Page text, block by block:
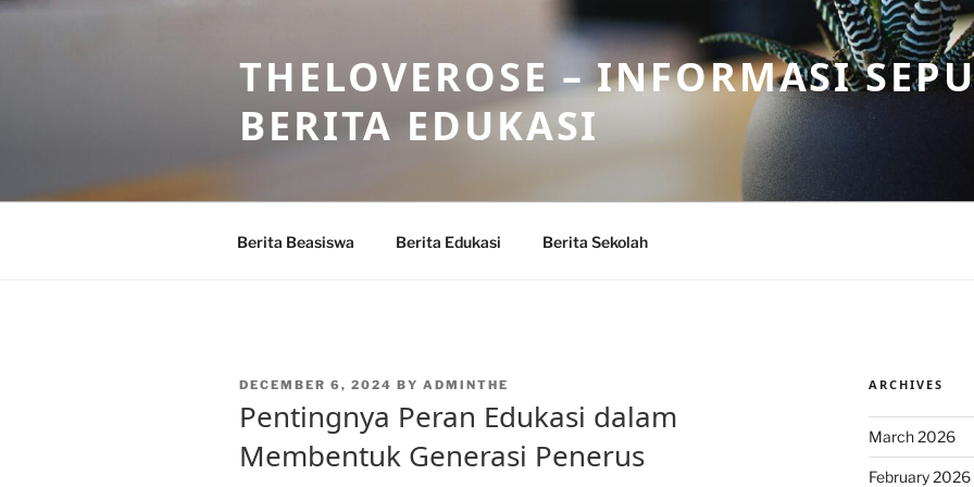
Skip
THELOVEROSE – INFORMASI
BERITA EDUKASI
Berita Beasiswa Berita Edukasi Berita Sekolah
POSTED
DECEMBER 6, 2024 BY ADMINTHE
Pentingnya Peran Edukasi dalam
Membentuk Generasi Penerus
ARCHIVES
March 2026
February 2026